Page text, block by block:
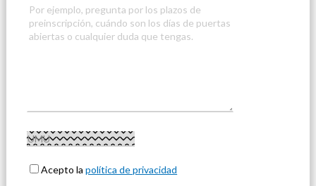
Acepto lapolítica de privacidad